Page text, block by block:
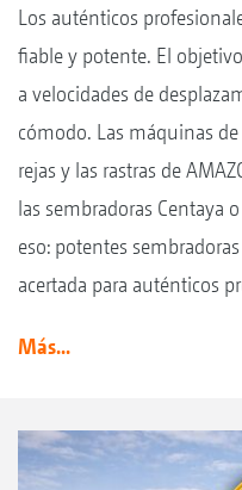
Los auténticos
fiable y potente. El
a velocidades de
cómodo. Las máquinas
rejas y las rastras de
las sembradoras Centaya
eso: potentes
acertada para auténticos
Más...